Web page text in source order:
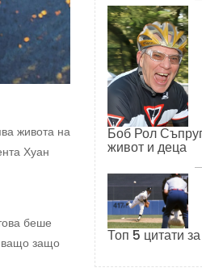
живота на
Хуан
беше
защо
Боб Рол
живот и деца
Топ 5 цитати